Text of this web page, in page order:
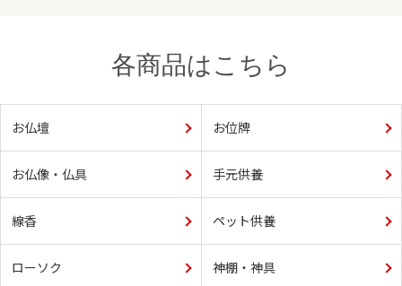
各商品はこちら
お仏壇 お位牌
お仏像・仏具 手元供養
線香 ペット供養
ローソク 神棚・神具